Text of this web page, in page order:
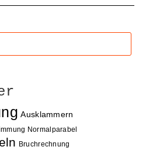
Ausklammern
Normalparabel
Bruchrechnung